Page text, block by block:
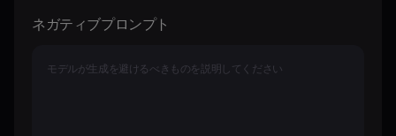
ネガティブプロンプト